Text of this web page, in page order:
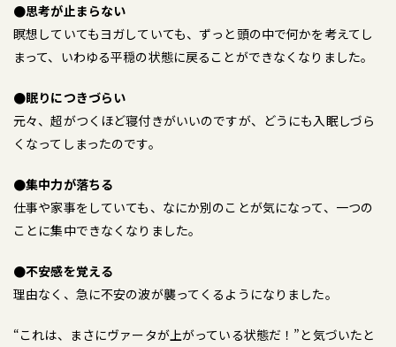
●思考が止まらない
瞑想していてもヨガしていても、ずっと頭の中で何かを考えてし
まって、いわゆる平穏の状態に戻ることができなくなりました。
●眠りにつきづらい
元々、超がつくほど寝付きがいいのですが、どうにも入眠しづら
くなってしまったのです。
●集中力が落ちる
仕事や家事をしていても、なにか別のことが気になって、一つの
ことに集中できなくなりました。
●不安感を覚える
理由なく、急に不安の波が襲ってくるようになりました。
“これは、まさにヴァータが上がっている状態だ！”と気づいたと